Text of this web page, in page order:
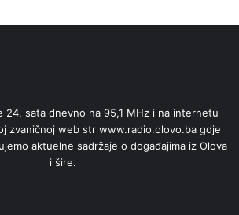
24. sata dnevno na 95,1 MHz i na internetu
zvaničnoj web str www.radio.olovo.ba gdje
aktuelne sadržaje o događajima iz Olova
i šire.